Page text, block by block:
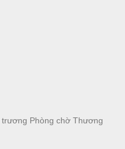
Phòng chờ Thương